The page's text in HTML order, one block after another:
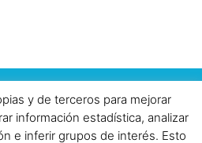
|Política de privacidad
| ©
958 40 53 40 |
y de terceros para mejorar
información estadística, analizar
e inferir grupos de interés. Esto